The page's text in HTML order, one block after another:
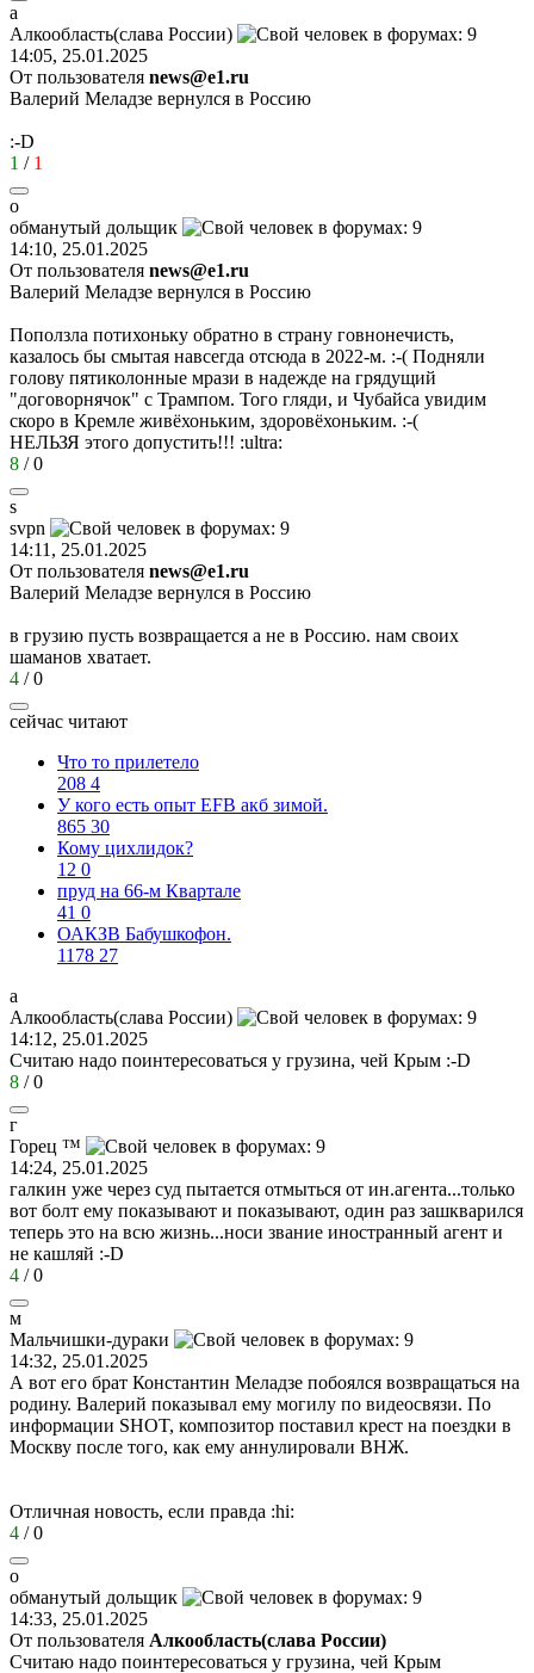
а
Алкообласть(слава России)
14:05, 25.01.2025
От пользователя news@e1.ru
Валерий Меладзе вернулся в Россию
:-D
1 / 1
о
обманутый дольщик
14:10, 25.01.2025
От пользователя news@e1.ru
Валерий Меладзе вернулся в Россию
Поползла потихоньку обратно в страну говнонечисть,
казалось бы смытая навсегда отсюда в 2022-м. :-( Подняли
голову пятиколонные мрази в надежде на грядущий
"договорнячок" с Трампом. Того гляди, и Чубайса увидим
скоро в Кремле живёхоньким, здоровёхоньким. :-(
НЕЛЬЗЯ этого допустить!!! :ultra:
8 /0
s
svpn
14:11, 25.01.2025
От пользователя news@e1.ru
Валерий Меладзе вернулся в Россию
в грузию пусть возвращается а не в Россию. нам своих
шаманов хватает.
4 /0
сейчас читают
Что то прилетело
208 4
У кого есть опыт EFB акб зимой.
865 30
Кому цихлидок?
12 0
пруд на 66-м Квартале
41 0
ОАКЗВ Бабушкофон.
1178 27
а
Алкообласть(слава России)
14:12, 25.01.2025
Считаю надо поинтересоваться у грузина, чей Крым :-D
8 /0
г
Горец ™
14:24, 25.01.2025
галкин уже через суд пытается отмыться от ин.агента...только
вот болт ему показывают и показывают, один раз зашкварился
теперь это на всю жизнь...носи звание иностранный агент и
не кашляй :-D
4 /0
м
Мальчишки-дураки
14:32, 25.01.2025
А вот его брат Константин Меладзе побоялся возвращаться на
родину. Валерий показывал ему могилу по видеосвязи. По
информации SHOT, композитор поставил крест на поездки в
Москву после того, как ему аннулировали ВНЖ.
Отличная новость, если правда :hi:
4 /0
о
обманутый дольщик
14:33, 25.01.2025
От пользователя Алкообласть(слава России)
Считаю надо поинтересоваться у грузина, чей Крым